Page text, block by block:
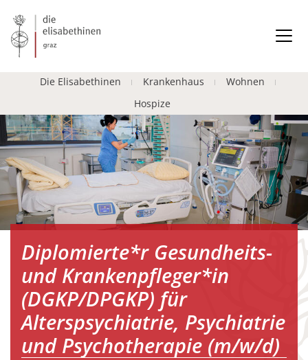
Die Elisabethinen Krankenhaus
Wohnen
Hospize
Diplomierte*r Gesundheits-
und Krankenpfleger*in
(DGKP/DPGKP) für
Alterspsychiatrie, Psychiatrie
und Psychotherapie (m/w/d)